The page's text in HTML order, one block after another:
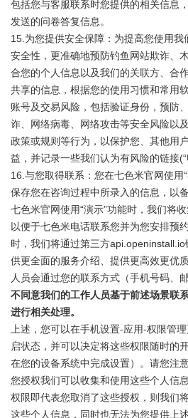
包括您与客服联系时您提供的相关信息
发送的问卷答复信息。
15.为您提供安全保障：为提高您使用
安全性，更准确地预防钓鱼网站欺诈、
合您的个人信息以及我们的关联方、合
共享的信息，根据您的使用习惯和常用
账号及交易风险，包括验证身份，预防
诈、网络病毒、网络攻击等安全风险以
政策或规则等行为，以保护您、其他用
益，并记录一些我们认为有风险的链接
16.与您取得联系：您在七色米官网使用
保存您在咨询过程中所录入的信息，以
七色米官网使用“演示”功能时，我们将
以便于七色米电话联系您并为您安排预
时，我们将通过第三方
供更全面的服务介绍、提供更高效更优
人员会通过您的联系方式（手机号码、
不同意我们的工作人员基于前述场景联
进行相关处理。
上述，您可以在手机设置-应用-权限管
启状态，并可以决定将这些权限随时的
在您的设备系统中完成设置）。请您注
您授权我们可以收集和使用这些个人信
权限即代表您取消了这些授权，则我们
这些个人信息，同时也无法为您提供上